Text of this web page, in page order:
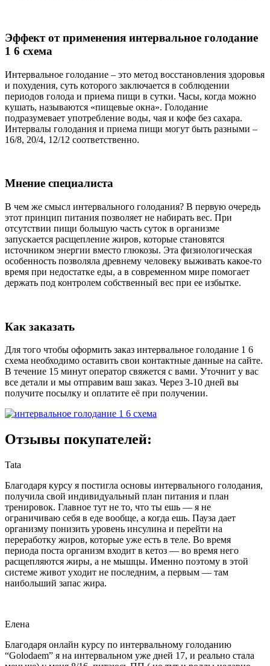
Эффект от применения интервальное голодание
1 6 схема
Интервальное голодание – это метод восстановления здоровья
и похудения, суть которого заключается в соблюдении
периодов голода и приема пищи в сутки. Часы, когда можно
кушать, называются «пищевые окна». Голодание
подразумевает употребление воды, чая и кофе без сахара.
Интервалы голодания и приема пищи могут быть разными –
16/8, 20/4, 12/12 соответственно.
Мнение специалиста
В чем же смысл интервального голодания? В первую очередь
этот принцип питания позволяет не набирать вес. При
отсутствии пищи большую часть суток в организме
запускается расщепление жиров, которые становятся
источником энергии вместо глюкозы. Эта физиологическая
особенность позволяла древнему человеку выживать какое-то
время при недостатке еды, а в современном мире помогает
держать под контролем собственный вес при ее избытке.
Как заказать
Для того чтобы оформить заказ интервальное голодание 1 6
схема необходимо оставить свои контактные данные на сайте.
В течение 15 минут оператор свяжется с вами. Уточнит у вас
все детали и мы отправим ваш заказ. Через 3-10 дней вы
получите посылку и оплатите её при получении.
Отзывы покупателей:
Tata
Благодаря курсу я постигла основы интервального голодания,
получила свой индивидуальный план питания и план
тренировок. Главное тут не то, что ты ешь — я не
ограничиваю себя в еде вообще, а когда ешь. Пауза дает
организму понизить уровень инсулина и перейти на
переработку жиров, которые уже есть в теле. Во время
периода поста организм входит в кетоз — во время него
расщепляются жиры, а не мышцы. Именно поэтому в этой
системе живот уходит не последним, а первым — там
наибольший запас жира.
Елена
Благодаря онлайн курсу по интервальному голоданию
“Golodaem” я на интервальном уже дней 17, и реально стала